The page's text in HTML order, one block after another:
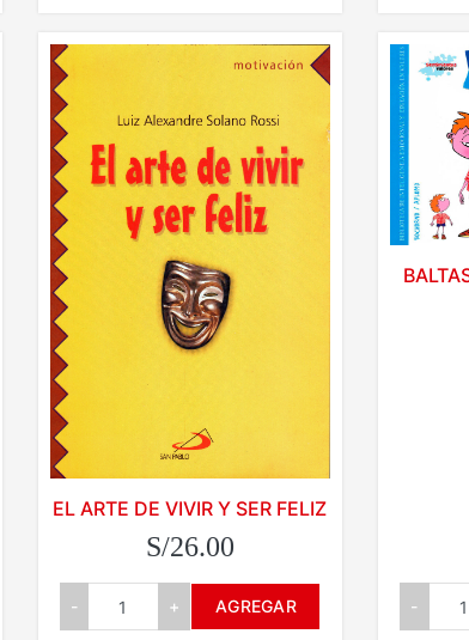
EL ARTE DE VIVIR Y SER FELIZ
S/26.00
- + AGREGAR -